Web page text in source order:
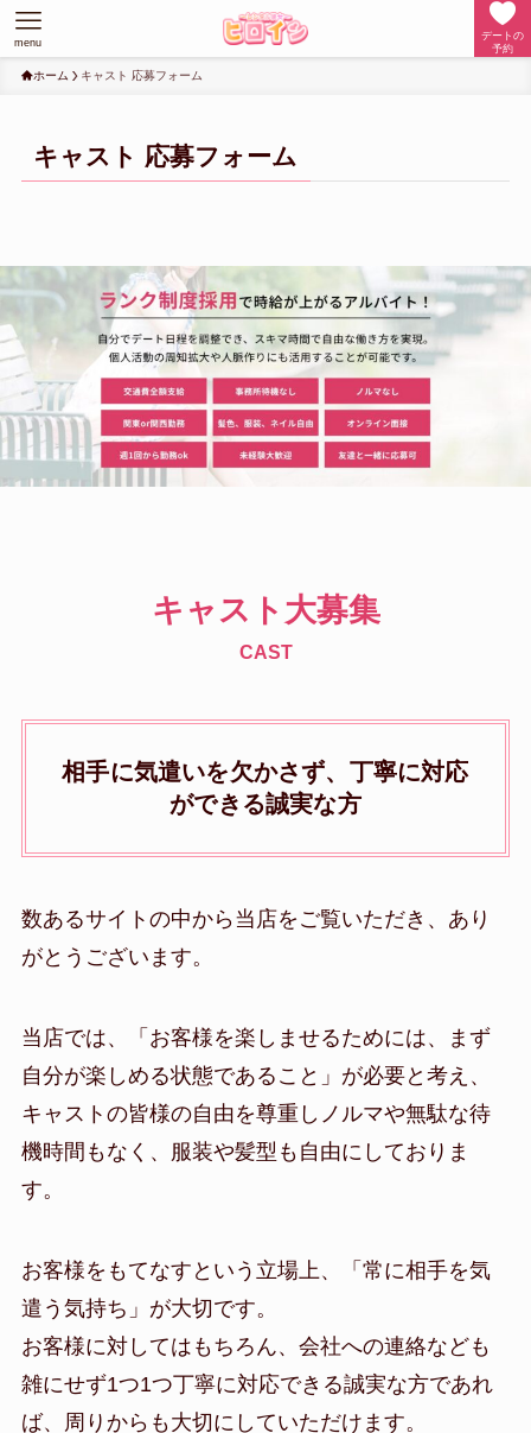
デートの
予約
menu
ホーム キャスト 応募フォーム
キャスト 応募フォーム
キャスト大募集
CAST
相手に気遣いを欠かさず、丁寧に対応
ができる誠実な方
数あるサイトの中から当店をご覧いただき、あり
がとうございます。
当店では、「お客様を楽しませるためには、まず
自分が楽しめる状態であること」が必要と考え、
キャストの皆様の自由を尊重しノルマや無駄な待
機時間もなく、服装や髪型も自由にしておりま
す。
お客様をもてなすという立場上、「常に相手を気
遣う気持ち」が大切です。
お客様に対してはもちろん、会社への連絡なども
雑にせず1つ1つ丁寧に対応できる誠実な方であれ
ば、周りからも大切にしていただけます。